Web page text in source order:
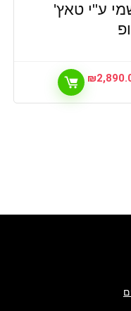
ע"י טאץ'
₪